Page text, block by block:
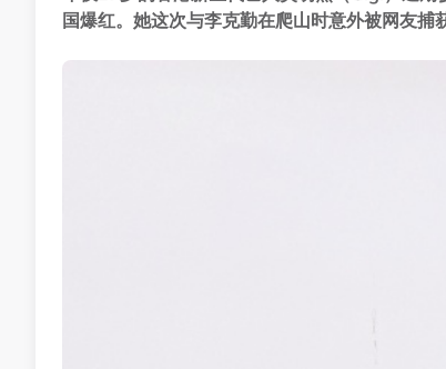
国爆红。她这次与李克勤在爬山时意外被网友捕